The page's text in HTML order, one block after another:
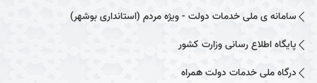
سامانه ی ملی خدمات دولت - ویژه مردم (استانداری بوشهر)
پایگاه اطلاع رسانی وزارت کشور
درگاه ملی خدمات دولت همراه